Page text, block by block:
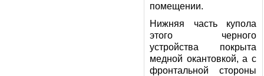
помещении.
Нижняя часть купола
этого черного
устройства покрыта
медной окантовкой, а с
фронтальной стороны